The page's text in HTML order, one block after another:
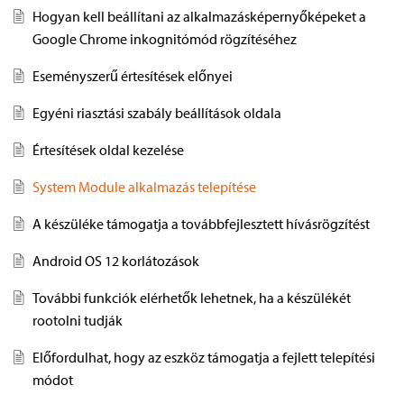
nyissa meg az LSPosed Manager
Újraindítás után, ha a(z) LSPosed framework
parancsikont szeretne létrehozni, válassza a
„Cancel” lehetőséget
Hogyan kell beállítani az alkalmazásképernyőképeket a
Google Chrome inkognitómód rögzítéséhez
Eseményszerű értesítések előnyei
Egyéni riasztási szabály beállítások oldala
Értesítések oldal kezelése
System Module alkalmazás telepítése
A készüléke támogatja a továbbfejlesztett hívásrögzítést
Android OS 12 korlátozások
További funkciók elérhetők lehetnek, ha a készülékét
rootolni tudják
Előfordulhat, hogy az eszköz támogatja a fejlett telepítési
módot